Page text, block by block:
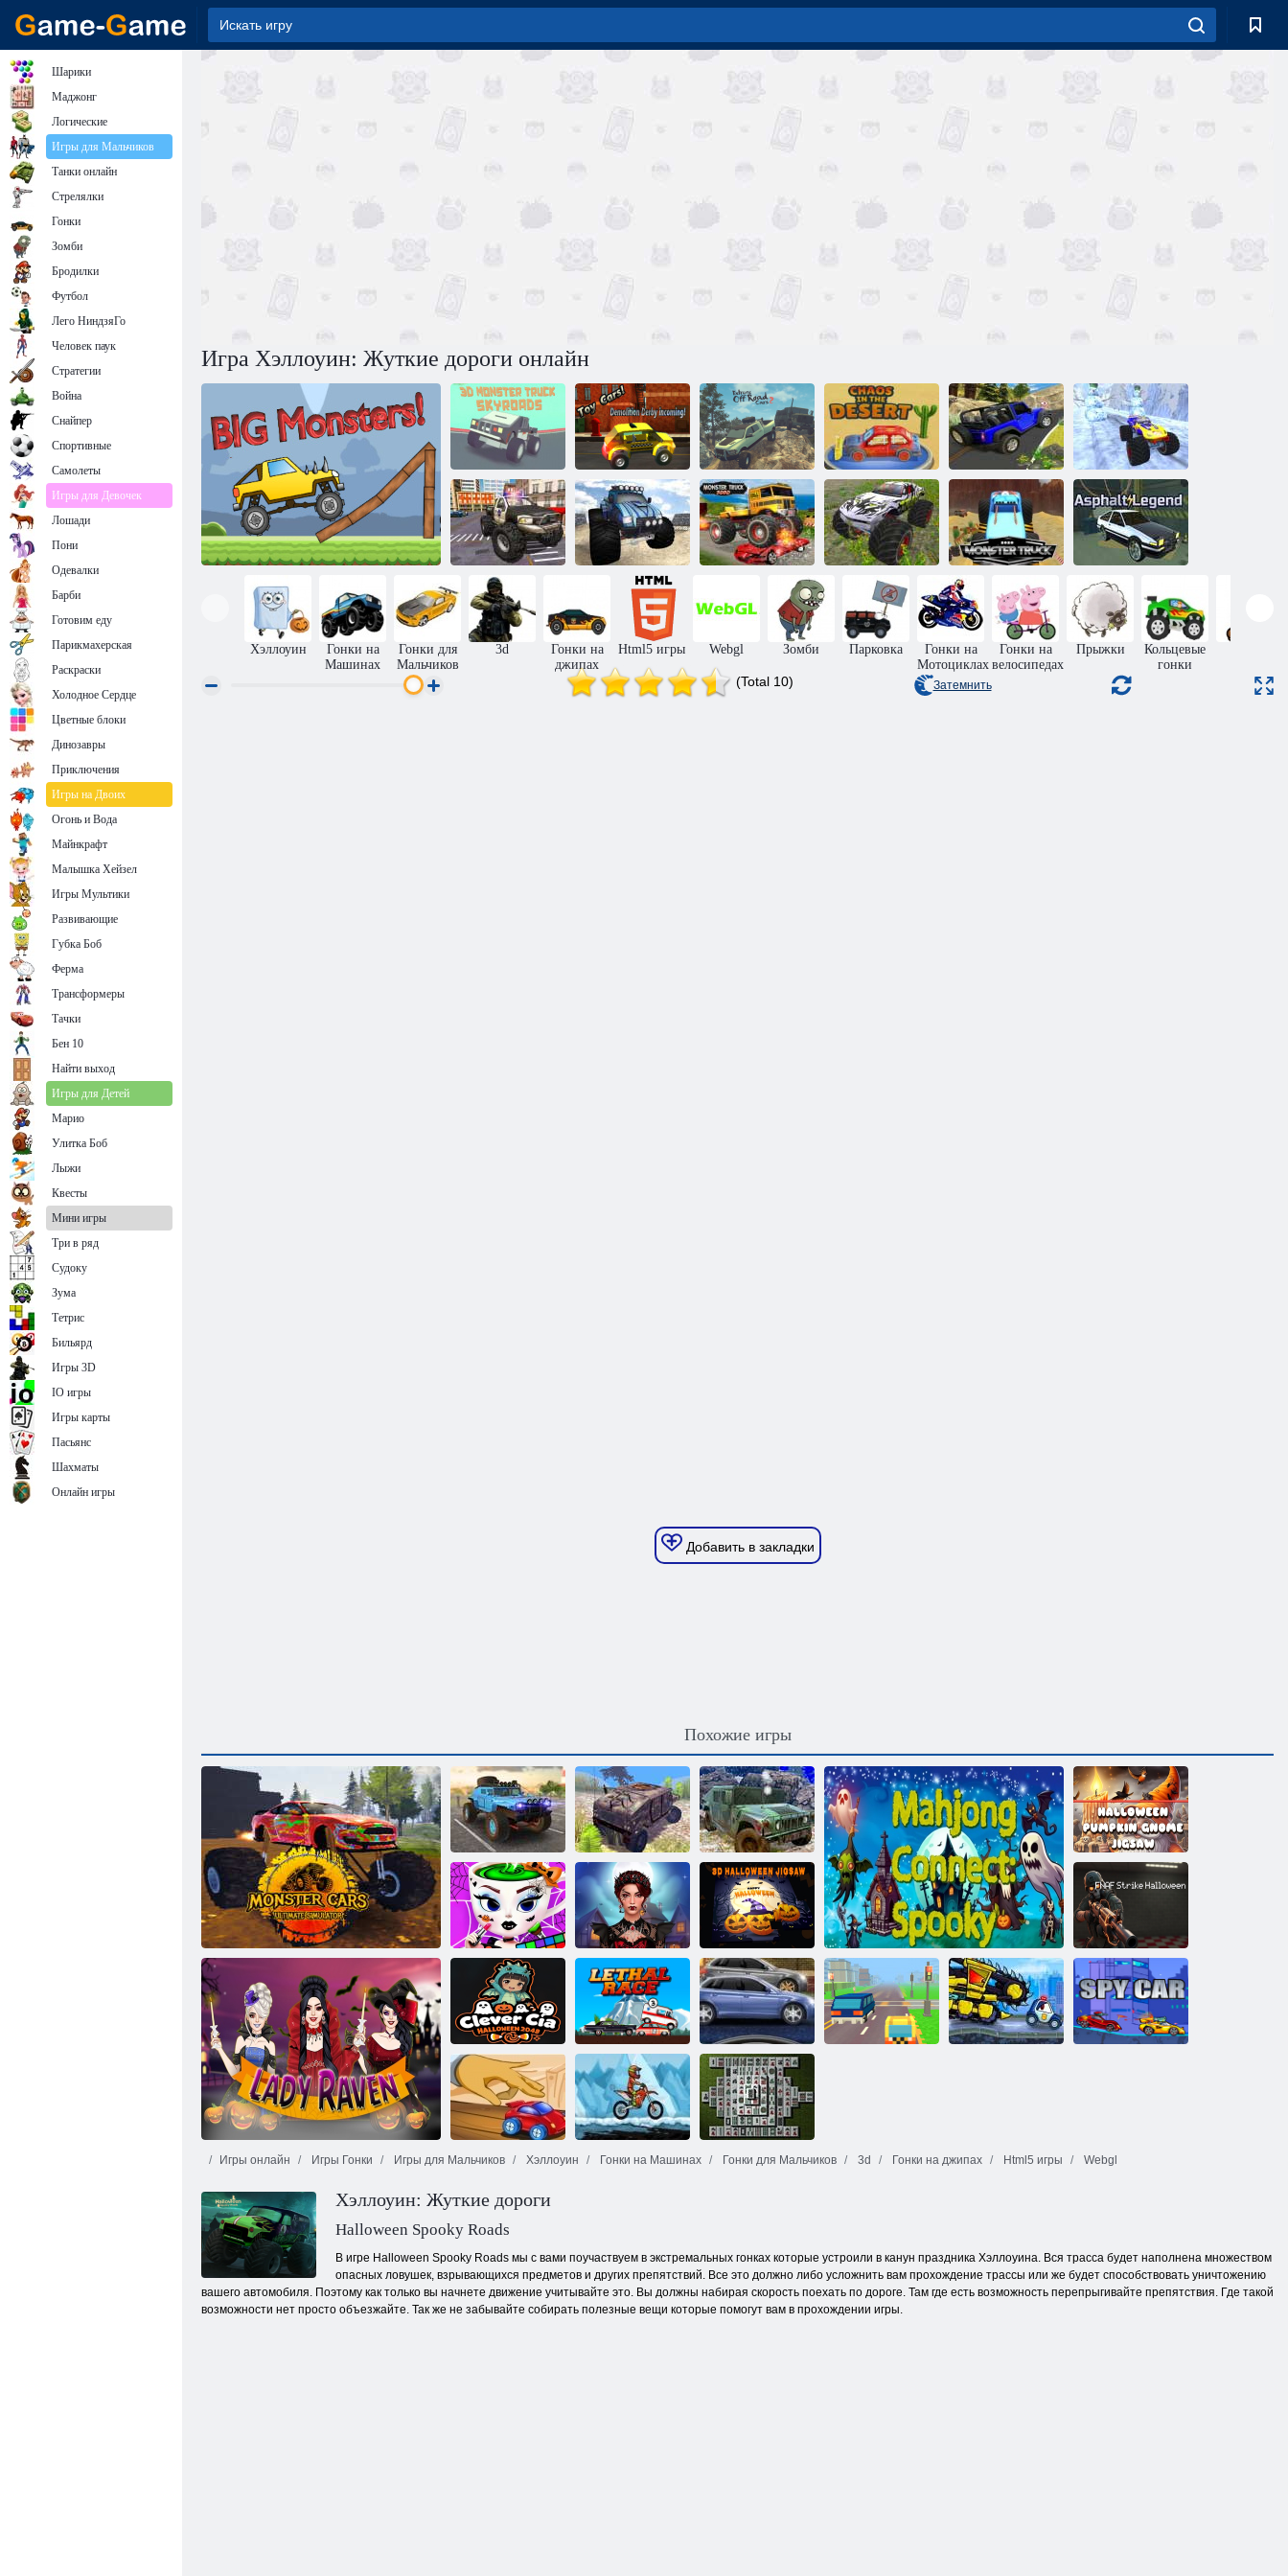
Игра Хэллоуин: Жуткие дороги онлайн
3Д монстр
грузовик на
воздушной
трассе
Гонки на
игрушечных
машинах
Экстремальный
внедорожник 2
Хаос в пустыне
Вождение на
высоте
Рождественский
грузовик
монстр
Симулятор
водителя
полицейского
грузовика
Монстры
грузовики:
Фристайл
Грузовик
монстр 2020
Водитель
грузовика
монстра
2020 Грузовик
монстр
Асфальтовая
легенда
Хэллоуин
Гонки на
Машинах
Гонки для
Мальчиков
3d
Гонки на
джипах
Html5 игры Webgl Зомби Парковка
Гонки на
Мотоциклах
Гонки на
велосипедах
Прыжки
Кольцевые
гонки
(Total 10) Затемнить
Добавить в закладки
Похожие игры
Машины-монстры: Окончательный
симулятор
Симулятор
джипа
внедорожника
4x4
Грузовик по
бездорожью
Тяжелый
транспорт
Грузовая
машина
Внедорожник
4x4 Тяжелый
драйв
Хэллоуинский
тыквенный
гном Пазл
Книжка
раскраска:
Хэллоуин
Балерина
Капучина
Жуткий
макияж на
Хэллоуин
Леди Рэйвен
3D Пазл на
Хэллоуин
Пять ночей с
Фредди: Удар
Хэллоуина
Умная Киа:
Хэллоуин 2048
Смертельная
гонка
Яростные
уличные гонки
Настольные
гонки 2
Игры онлайн Игры Гонки Игры для Мальчиков Хэллоуин Гонки на Машинах Гонки для Мальчиков 3d Гонки на джипах Html5 игры Webgl
Хэллоуин: Жуткие дороги
Halloween Spooky Roads
В игре Halloween Spooky Roads мы с вами поучаствуем в экстремальных гонках которые устроили в канун праздника Хэллоуина. Вся трасса будет наполнена множеством
опасных ловушек, взрывающихся предметов и других препятствий. Все это должно либо усложнить вам прохождение трассы или же будет способствовать уничтожению
вашего автомобиля. Поэтому как только вы начнете движение учитывайте это. Вы должны набирая скорость поехать по дороге. Там где есть возможность перепрыгивайте препятствия. Где такой
возможности нет просто объезжайте. Так же не забывайте собирать полезные вещи которые помогут вам в прохождении игры.
Шарики
Маджонг
Логические
Игры для Мальчиков
Танки онлайн
Стрелялки
Гонки
Зомби
Бродилки
Футбол
Лего НиндзяГо
Человек паук
Стратегии
Война
Снайпер
Спортивные
Самолеты
Игры для Девочек
Лошади
Пони
Одевалки
Барби
Готовим еду
Парикмахерская
Раскраски
Холодное Сердце
Цветные блоки
Динозавры
Приключения
Игры на Двоих
Огонь и Вода
Майнкрафт
Малышка Хейзел
Игры Мультики
Развивающие
Губка Боб
Ферма
Трансформеры
Тачки
Бен 10
Найти выход
Игры для Детей
Марио
Улитка Боб
Лыжи
Квесты
Мини игры
Три в ряд
Судоку
Зума
Тетрис
Бильярд
Игры 3D
IO игры
Игры карты
Пасьянс
Шахматы
Онлайн игры